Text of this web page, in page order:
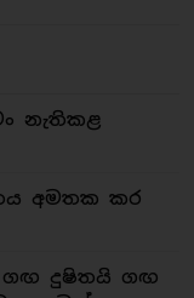
නැතිකළ
අමතක කර
දුෂිතයි ගඟ